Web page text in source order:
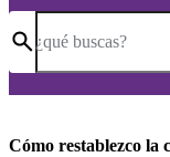
¿qué buscas?
Cómo restablezco la